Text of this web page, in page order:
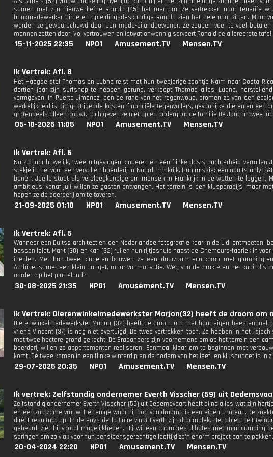
samen met zijn nieuwe liefde Ronald (45) het roer om. Ze vertrekken naar Tenerife
bankmedewerker Girbe en opleidingsdeskundige Ronald zien het helemaal zitten. Maar
worden ze gewaarschuwd door een mede-eilandbewoner. Ze zouden veel te veel
mannen zetten door. Vol vertrouwen en ietwat onwennig serveert Ronald de allereerste tafel.
15-11-2025 22:35 NPO1 Amusement.TV Mensen.TV
Ik Vertrek: Afl. 8
Het Haagse stel Thomas en Lubna reist met hun tweejarige zoontje Naïm naar Costa
dertien jaar zijn surfshop te hebben gerund, verkoopt Thomas alles. Lubna,
vormgeven. In Puerto Jiménez, aan de rand van het regenwoud, dromen ze van een
werkelijkheid is pittig: stijgende kosten, financiële tegenvallers, gevaarlijke dieren en een
grotendeels alleen bouwt. Toch geven ze niet op en ondergaat de familie De Jong in twee
05-10-2025 11:05 NPO1 Amusement.TV Mensen.TV
Ik Vertrek: Afl. 6
Na 23 jaar huwelijk, twee uitgevlogen kinderen en een flinke dosis nuchterheid verruilen
stekje in Tiel voor een vervallen boerderij in Noord-Frankrijk. Hun missie: een adults-only
banen. Joëlle stopt als verpleegkundige om mensen in Frankrijk in de watten te leggen,
ambitieus: vanaf juli willen ze gasten ontvangen. Het terrein is een klusparadijs, maar
hopen ze de boerderij om te toveren.
21-09-2025 01:10 NPO1 Amusement.TV Mensen.TV
Ik Vertrek: Afl. 5
Wanneer een Duitse architect en een Nederlandse fotograaf elkaar in de Lidl ontmoeten,
bossen leidt. Marit (30) en Karl (32) ruilen hun rijtjeshuis naast de Chemours-fabriek in
idealen. Met hun twee kinderen bouwen ze een duurzaam eco-kamp met
Ambitieus, met een klein budget, maar vol motivatie. Weg van de drukte en het
aarden op het platteland?
30-08-2025 21:35 NPO1 Amusement.TV Mensen.TV
Ik Vertrek: Dierenwinkelmedewerkster Marjon(32) heeft de droom
Dierenwinkelmedewerkster Marjon (32) heeft de droom om met haar eigen beestenboel
vriend Vincent (37) is nog niet overtuigd. De twee vertrekken toch. Ze hebben in het
met twee hectare grond gekocht. De Brabanders zijn voornemens om op het terrein een
boerderij willen ze appartementen realiseren. Eenmaal klaar om te beginnen met
komt. De twee komen in een flinke winterdip en de bodem van het leef- en klusbudget is in
29-07-2025 20:35 NPO1 Amusement.TV Mensen.TV
Ik vertrek: Zelfstandig ondernemer Everth Visscher (59) uit
Zelfstandig ondernemer Everth Visscher (59) uit Dedemsvaart heeft bijna alles wat zijn
en een zorgzame vrouw. Het enige waar hij nog van droomt, is een eigen chateau. De
direct resultaat op. In de Pays de la Loire vindt Everth zijn droomplek. Het object telt
gebeurd, ziet hij vooral mogelijkheden. Hij wil een chambres d'hôtes met mini-camping
springen om zo vlak voor hun pensioensgerechtige leeftijd zo'n enorm project aan te pakken.
20-04-2024 22:20 NPO1 Amusement.TV Mensen.TV